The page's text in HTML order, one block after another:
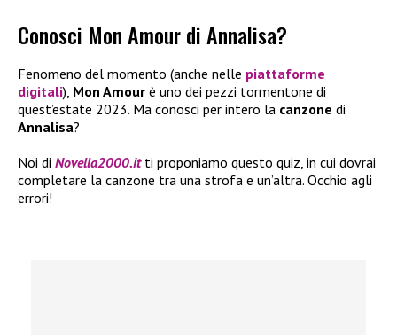
Conosci Mon Amour di Annalisa?
Fenomeno del momento (anche nelle piattaforme
digitali), Mon Amour è uno dei pezzi tormentone di
quest’estate 2023. Ma conosci per intero la canzone di
Annalisa?
Noi di Novella2000.it ti proponiamo questo quiz, in cui dovrai
completare la canzone tra una strofa e un’altra. Occhio agli
errori!